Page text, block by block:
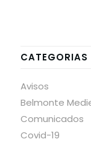
CATEGORIAS
Avisos
Belmonte
Comunicados
Covid-19